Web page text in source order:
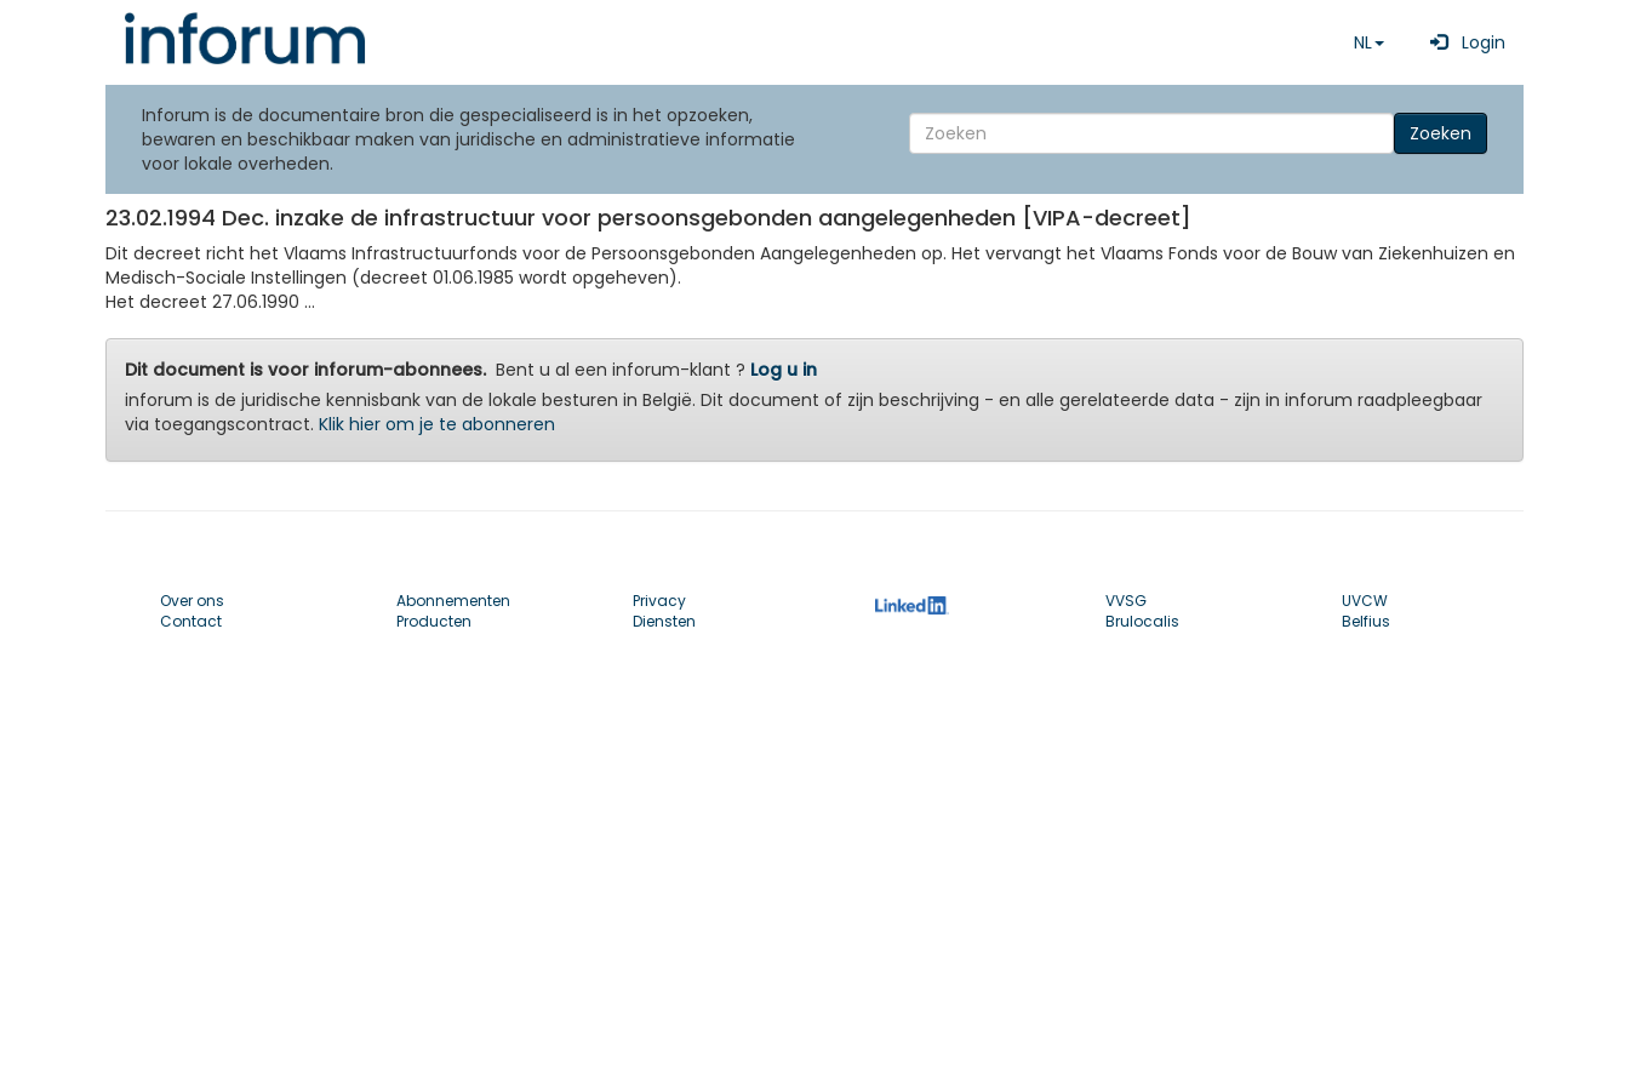
NL Login
Inforum is de documentaire bron die gespecialiseerd is in het opzoeken,
bewaren en beschikbaar maken van juridische en administratieve informatie
voor lokale overheden.
Zoeken
23.02.1994 Dec. inzake de infrastructuur voor persoonsgebonden aangelegenheden [VIPA-decreet]
Dit decreet richt het Vlaams Infrastructuurfonds voor de Persoonsgebonden Aangelegenheden op. Het vervangt het Vlaams Fonds voor de Bouw van Ziekenhuizen en
Medisch-Sociale Instellingen (decreet 01.06.1985 wordt opgeheven).
Het decreet 27.06.1990 ...
Dit document is voor inforum-abonnees.Bent u al een inforum-klant ? Log u in
inforum is de juridische kennisbank van de lokale besturen in België. Dit document of zijn beschrijving - en alle gerelateerde data - zijn in inforum raadpleegbaar
via toegangscontract. Klik hier om je te abonneren
Over ons
Contact
Abonnementen
Producten
Privacy
Diensten
VVSG
Brulocalis
UVCW
Belfius